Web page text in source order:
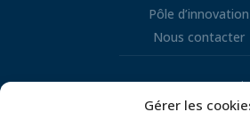
Gérer les
Pôle d’innovation
Nous contacter
Retrouvez nous sur